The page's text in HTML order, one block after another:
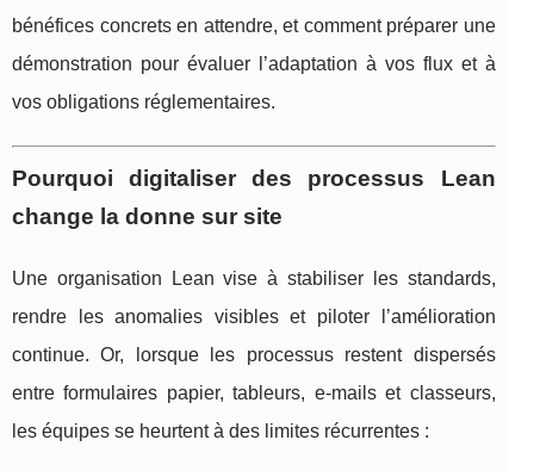
bénéfices concrets en attendre, et comment préparer une
démonstration pour évaluer l’adaptation à vos flux et à
vos obligations réglementaires.
Pourquoi digitaliser des processus Lean
change la donne sur site
Une organisation Lean vise à stabiliser les standards,
rendre les anomalies visibles et piloter l’amélioration
continue. Or, lorsque les processus restent dispersés
entre formulaires papier, tableurs, e-mails et classeurs,
les équipes se heurtent à des limites récurrentes :